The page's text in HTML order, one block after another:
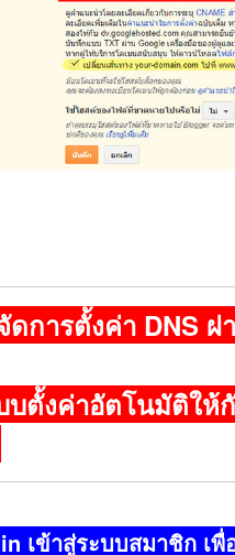
ดการตั้งค่า DNS ผ่
บตั้งค่าอัตโนมัติให้
เข้าสู่ระบบสมาชิก เพื่